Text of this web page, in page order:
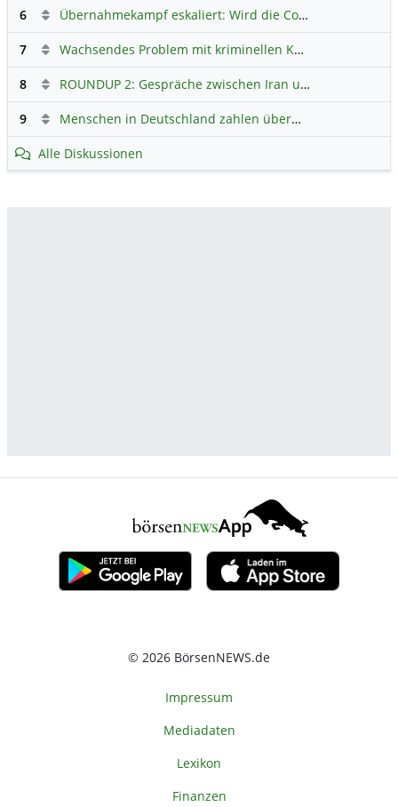
6 Übernahmekampf eskaliert: Wird die Commerzbank italienisch?
7 Wachsendes Problem mit kriminellen Kunden im Online-Handel
8 ROUNDUP 2: Gespräche zwischen Iran und USA starten - Vance optimistisch
9 Menschen in Deutschland zahlen überwiegend ohne Bargeld
Alle Diskussionen
© 2026 BörsenNEWS.de
Impressum
Mediadaten
Lexikon
Finanzen